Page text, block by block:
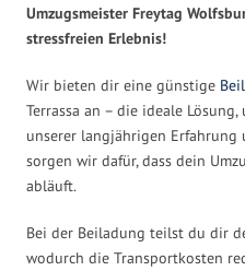
Umzugsmeister Freytag
stressfreien Erlebnis!
Wir bieten dir eine günstige
Terrassa an – die ideale
unserer langjährigen Erfahrung
sorgen wir dafür, dass dein
abläuft.
Bei der Beiladung teilst du dir
wodurch die Transportkosten